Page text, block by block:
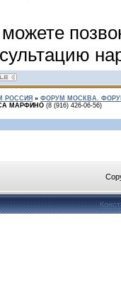
РОССИЯ » ФОРУМ МОСКВА.
МАРФИНО (8 (916) 426-06-56)